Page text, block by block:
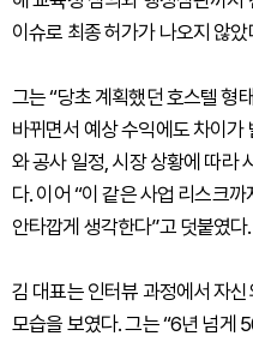
이슈로 최종 허가가 나오지 않았
그는 “당초 계획했던 호스텔 형
바뀌면서 예상 수익에도 차이가
와 공사 일정, 시장 상황에 따라
다. 이어 “이 같은 사업 리스크
안타깝게 생각한다”고 덧붙였다.
김 대표는 인터뷰 과정에서 자
모습을 보였다. 그는 “6년 넘게